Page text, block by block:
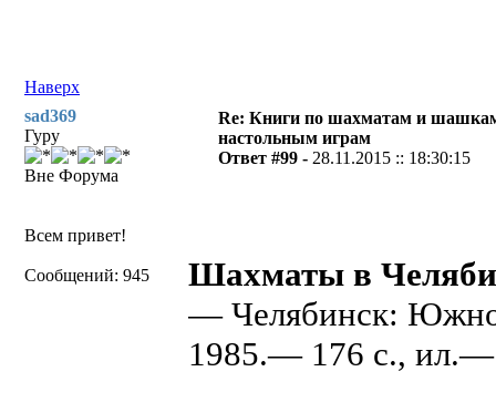
Наверх
sad369
Гуру
Вне Форума
Всем привет!
Сообщений: 945
Re: Книги по шахматам и
настольным играм
Ответ #99 - 28.11.2015 :: 18:30:15
Шахматы в
— Челябинск: Южно-
1985.— 176 с., ил.—